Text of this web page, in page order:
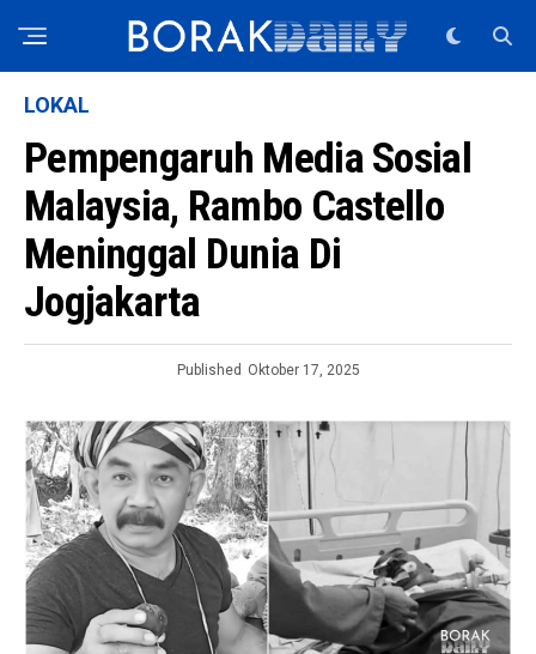
LOKAL
Pempengaruh Media Sosial
Malaysia, Rambo Castello
Meninggal Dunia Di
Jogjakarta
Published Oktober 17, 2025